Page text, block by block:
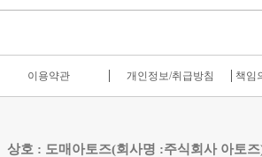
이용약관 개인정보/취급방침 책임
상호 : 도매아토즈(회사명 :주식회사 아토